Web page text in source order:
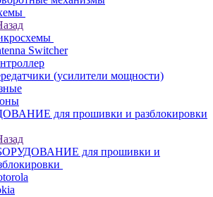
Switcher
(усилители мощности)
для прошивки и разблокировки
для прошивки и